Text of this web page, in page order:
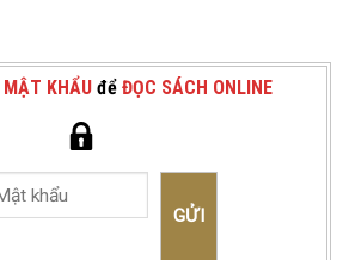
MẬT KHẨU để ĐỌC SÁCH ONLINE